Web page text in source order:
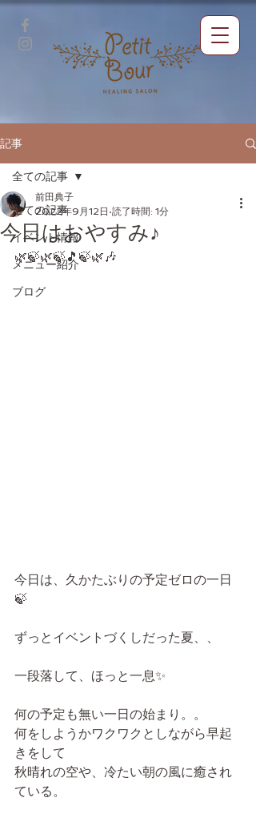
記事
全ての記事
イベント情報
メニュー紹介
ブログ
全ての記事
今日はおやすみ♪
前田典子
2022年9月12日 読了時間: 1分
🌿🍃🌿🍃🎵🍃🌿🎶
今日は、久かたぶりの予定ゼロの一日
🍃
ずっとイベントづくしだった夏、、
一段落して、ほっと一息✨
何の予定も無い一日の始まり。。
何をしようかワクワクとしながら早起
きをして
秋晴れの空や、冷たい朝の風に癒され
ている。